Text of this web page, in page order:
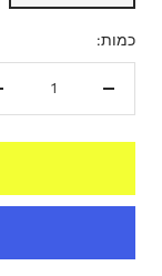
כמות: